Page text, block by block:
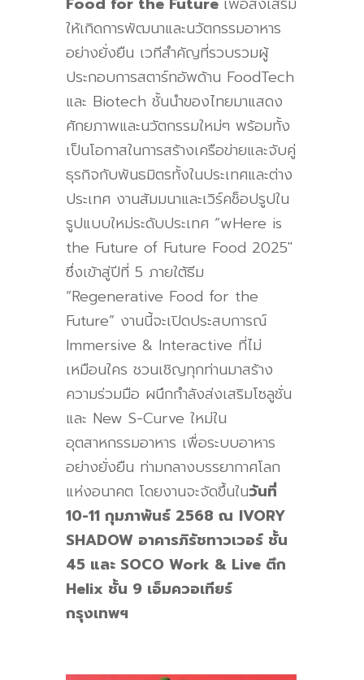
ให้เกิดการพัฒนาและนวัตกรรมอาหาร
อย่างยั่งยืน เวทีสำคัญที่รวบรวมผู้
ประกอบการสตาร์ทอัพด้าน FoodTech
และ Biotech ชั้นนำของไทยมาแสดง
ศักยภาพและนวัตกรรมใหม่ๆ พร้อมทั้ง
เป็นโอกาสในการสร้างเครือข่ายและจับคู่
ธุรกิจกับพันธมิตรทั้งในประเทศและต่าง
ประเทศ งานสัมมนาและเวิร์คช็อปรูปใน
รูปแบบใหม่ระดับประเทศ “wHere is
the Future of Future Food 2025″
ซึ่งเข้าสู่ปีที่ 5 ภายใต้ธีม
“Regenerative Food for the
Future” งานนี้จะเปิดประสบการณ์
Immersive & Interactive ที่ไม่
เหมือนใคร ชวนเชิญทุกท่านมาสร้าง
ความร่วมมือ ผนึกกำลังส่งเสริมโซลูชั่น
และ New S-Curve ใหม่ใน
อุตสาหกรรมอาหาร เพื่อระบบอาหาร
อย่างยั่งยืน ท่ามกลางบรรยากาศโลก
แห่งอนาคต โดยงานจะจัดขึ้นในวันที่
10-11 กุมภาพันธ์ 2568 ณ IVORY
SHADOW อาคารภิรัชทาวเวอร์ ชั้น
45และ SOCO Work & Live ตึก
Helix ชั้น 9 เอ็มควอเทียร์
กรุงเทพฯ